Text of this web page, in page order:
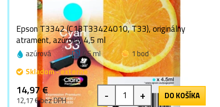
Epson T3342 (C13T33424010, T33), originálny
atrament, azúrový, 4,5 ml
azúrová 4,5 ml
1 bod
Skladom - externe
14,97 €
12,17 € bez DPH - + DO KOŠÍKA